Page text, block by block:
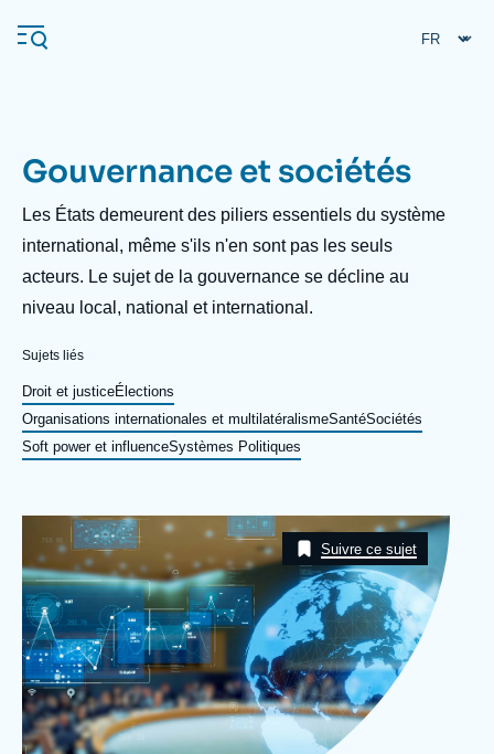
au
contenu
Navigation
principale
L'Ifri
Analyses
Événements
Nous soutenir
À propos de l'Ifri
L'Ifri en bref
Gouvernance et sociétés
Description
Les États demeurent des piliers essentiels du système
international, même s'ils n'en sont pas les seuls
acteurs. Le sujet de la gouvernance se décline au
niveau local, national et international.
Sujets liés
Droit et justiceÉlections
Organisations internationales et multilatéralismeSantéSociétés
Soft power et influenceSystèmes Politiques
Taxonomie
Suivre ce sujet